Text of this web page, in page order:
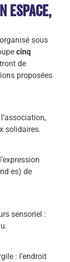
espace,
sous
cinq
de
proposées
solidaires.
de
sensoriel :
: l’endroit